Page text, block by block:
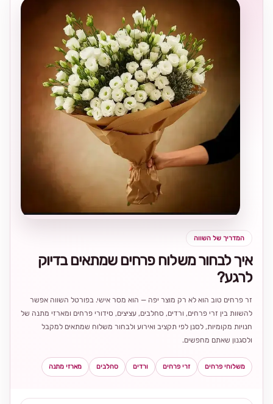
המדריך של השווה
איך לבחור משלוח פרחים שמתאים בדיוק
לרגע?
זר פרחים טוב הוא לא רק מוצר יפה — הוא מסר אישי. בפורטל השווה אפשר
להשוות בין זרי פרחים, ורדים, סחלבים, עציצים, סידורי פרחים ומארזי מתנה של
חנויות מקומיות, לסנן לפי תקציב ואירוע ולבחור משלוח שמתאים למקבל
ולסגנון שאתם מחפשים.
משלוחי פרחים זרי פרחים ורדים סחלבים מארזי מתנה